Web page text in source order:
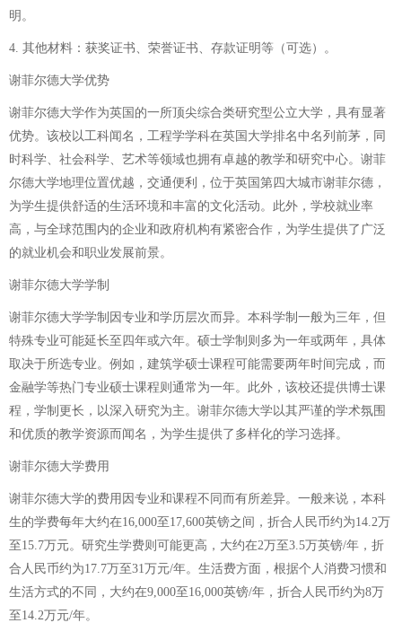
明。
4. 其他材料：获奖证书、荣誉证书、存款证明等（可选）。
谢菲尔德大学优势
谢菲尔德大学作为英国的一所顶尖综合类研究型公立大学，具有显著
优势。该校以工科闻名，工程学学科在英国大学排名中名列前茅，同
时科学、社会科学、艺术等领域也拥有卓越的教学和研究中心。谢菲
尔德大学地理位置优越，交通便利，位于英国第四大城市谢菲尔德，
为学生提供舒适的生活环境和丰富的文化活动。此外，学校就业率
高，与全球范围内的企业和政府机构有紧密合作，为学生提供了广泛
的就业机会和职业发展前景。
谢菲尔德大学学制
谢菲尔德大学学制因专业和学历层次而异。本科学制一般为三年，但
特殊专业可能延长至四年或六年。硕士学制则多为一年或两年，具体
取决于所选专业。例如，建筑学硕士课程可能需要两年时间完成，而
金融学等热门专业硕士课程则通常为一年。此外，该校还提供博士课
程，学制更长，以深入研究为主。谢菲尔德大学以其严谨的学术氛围
和优质的教学资源而闻名，为学生提供了多样化的学习选择。
谢菲尔德大学费用
谢菲尔德大学的费用因专业和课程不同而有所差异。一般来说，本科
生的学费每年大约在16,000至17,600英镑之间，折合人民币约为14.2万
至15.7万元。研究生学费则可能更高，大约在2万至3.5万英镑/年，折
合人民币约为17.7万至31万元/年。生活费方面，根据个人消费习惯和
生活方式的不同，大约在9,000至16,000英镑/年，折合人民币约为8万
至14.2万元/年。